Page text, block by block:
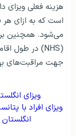
می‌شود. همچنین
جهت مراقبت‌های
ویزای
ویزای افراد با
انگلستان